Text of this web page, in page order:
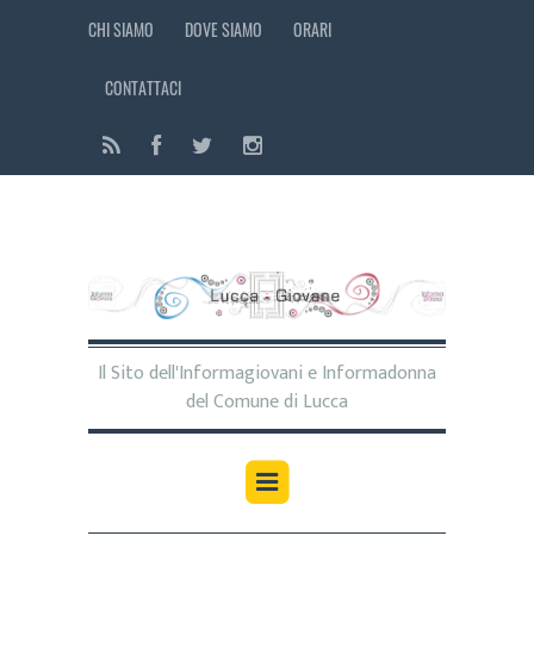
CHI SIAMO DOVE SIAMO ORARI
CONTATTACI
Il Sito dell'Informagiovani e Informadonna
del Comune di Lucca